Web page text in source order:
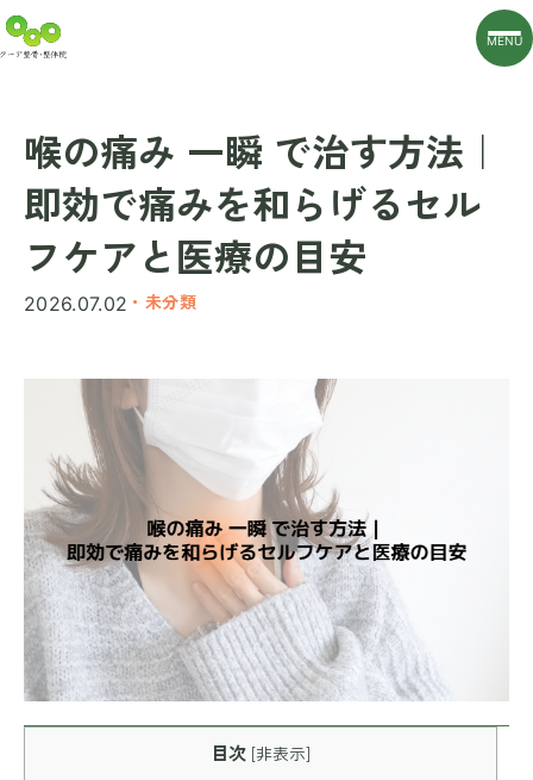
MENU
喉の痛み 一瞬 で治す方法｜
即効で痛みを和らげるセル
フケアと医療の目安
2026.07.02 ・未分類
目次 [非表示]